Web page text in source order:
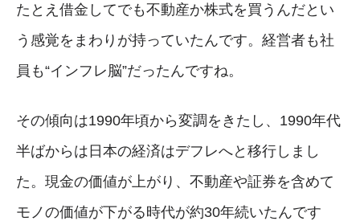
たとえ借金してでも不動産か株式を買うんだとい
う感覚をまわりが持っていたんです。経営者も社
員も“インフレ脳”だったんですね。
その傾向は1990年頃から変調をきたし、1990年代
半ばからは日本の経済はデフレへと移行しまし
た。現金の価値が上がり、不動産や証券を含めて
モノの価値が下がる時代が約30年続いたんです